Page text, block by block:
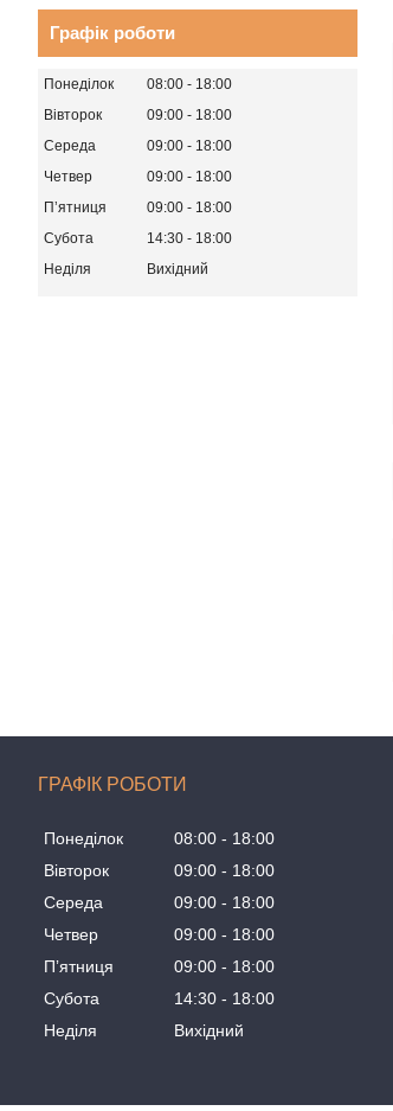
Графік роботи
Понеділок 08:00
18:00
Вівторок
09:00
18:00
Середа
09:00
18:00
Четвер
09:00
18:00
Пʼятниця
09:00
18:00
Субота
14:30
18:00
Неділя
Вихідний
ГРАФІК РОБОТИ
Понеділок 08:00
18:00
Вівторок
09:00
18:00
Середа
09:00
18:00
Четвер
09:00
18:00
Пʼятниця
09:00
18:00
Субота
14:30
18:00
Неділя
Вихідний